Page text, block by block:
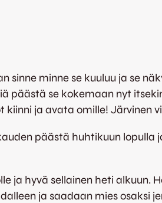
minne se kuuluu ja se
päästä se kokemaan nyt
ja avata omille! Järvinen
päästä huhtikuun lopulla
ja hyvä sellainen heti
ja saadaan mies osaksi